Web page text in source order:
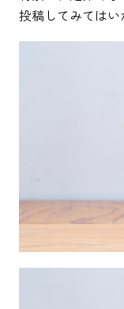
投稿してみてはい